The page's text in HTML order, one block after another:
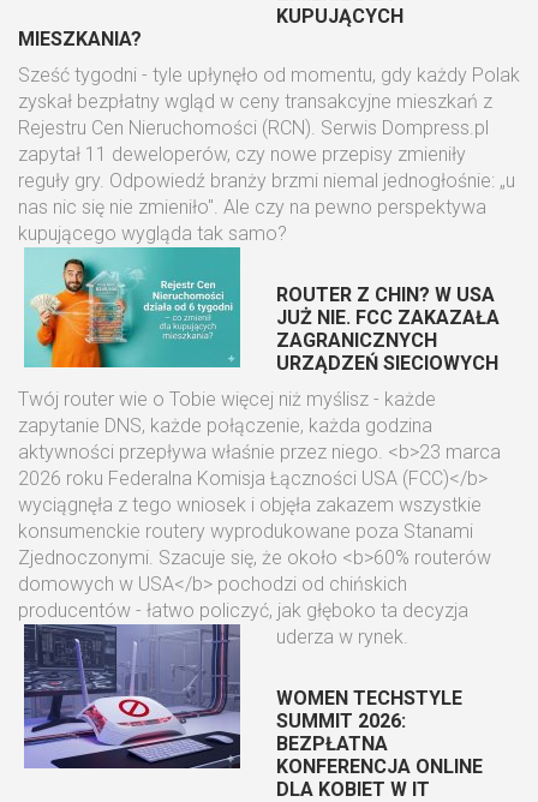
KUPUJĄCYCH
MIESZKANIA?
Sześć tygodni - tyle upłynęło od momentu, gdy każdy Polak
zyskał bezpłatny wgląd w ceny transakcyjne mieszkań z
Rejestru Cen Nieruchomości (RCN). Serwis Dompress.pl
zapytał 11 deweloperów, czy nowe przepisy zmieniły
reguły gry. Odpowiedź branży brzmi niemal jednogłośnie: „u
nas nic się nie zmieniło". Ale czy na pewno perspektywa
kupującego wygląda tak samo?
ROUTER Z CHIN? W USA
JUŻ NIE. FCC ZAKAZAŁA
ZAGRANICZNYCH
URZĄDZEŃ SIECIOWYCH
Twój router wie o Tobie więcej niż myślisz - każde
zapytanie DNS, każde połączenie, każda godzina
aktywności przepływa właśnie przez niego. <b>23 marca
2026 roku Federalna Komisja Łączności USA (FCC)</b>
wyciągnęła z tego wniosek i objęła zakazem wszystkie
konsumenckie routery wyprodukowane poza Stanami
Zjednoczonymi. Szacuje się, że około <b>60% routerów
domowych w USA</b> pochodzi od chińskich
producentów - łatwo policzyć, jak głęboko ta decyzja
uderza w rynek.
WOMEN TECHSTYLE
SUMMIT 2026:
BEZPŁATNA
KONFERENCJA ONLINE
DLA KOBIET W IT